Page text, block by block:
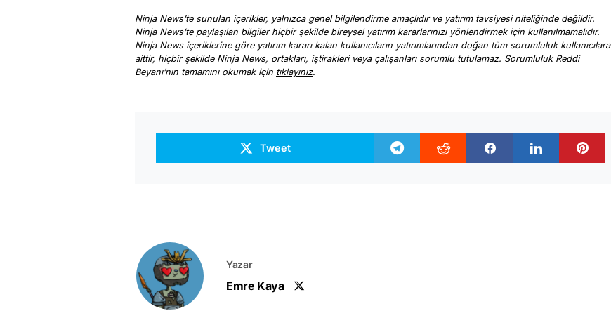
Ninja News’te sunulan içerikler, yalnızca genel bilgilendirme amaçlıdır ve yatırım tavsiyesi niteliğinde değildir.
Ninja News’te paylaşılan bilgiler hiçbir şekilde bireysel yatırım kararlarınızı yönlendirmek için kullanılmamalıdır.
Ninja News içeriklerine göre yatırım kararı kalan kullanıcıların yatırımlarından doğan tüm sorumluluk kullanıcılara
aittir, hiçbir şekilde Ninja News, ortakları, iştirakleri veya çalışanları sorumlu tutulamaz. Sorumluluk Reddi
Beyanı’nın tamamını okumak için tıklayınız.
Tweet
Yazar
Emre Kaya